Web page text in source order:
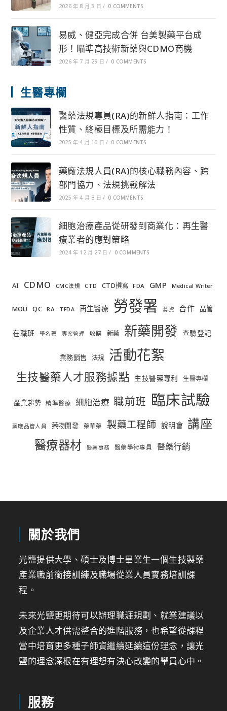
2026 年 8 月 3 日 / 0 COMMENTS
易威、健亞完成合併 台美製藥平台成
形！瞄準高技術新藥與CDMO商機
2026 年 7 月 29 日 / 0 COMMENTS
生醫專欄
醫藥法規專員(RA)的新鮮人指南：工作
性質、終極目標及所需能力！
2025 年 4 月 10 日 / 0 COMMENTS
藥廠法規人員(RA)的核心職務內容、跨
部門協力、法規挑戰解法
2025 年 4 月 8 日 / 0 COMMENTS
細胞治療產品從研發到商業化：再生醫
療業者的應對策略
2024 年 12 月 27 日 / 0 COMMENTS
AI CDMO CMC法規 CTD CTD撰寫 FDA GMP Medical Writer
MOU QC RA TFDA 再生醫療 勞發署 募資 合作 品管
在職班 學名藥 專案管理 收購 新藥 新藥開發 查驗登記
業務銷售 法規 活動花絮
生技醫藥人才服務據點 生技醫藥專利 生醫專欄
產業趨勢 精準醫療 細胞治療 職前班 臨床試驗
藥廠品管人員 藥物開發 藥華藥 製藥工程師 說明會 講座
醫療器材 醫藥事務 醫藥學術專員 醫藥行銷
關於我們
光鹽提供大學、碩士及博士畢業生一個生技製藥
產業職前銜接訓練及職場從業人員實務培訓課
程。
未來光鹽更期待可以辦理職涯規劃、就業建議以
及企業人才供需整合的進階服務，也希望從課程
當中培育更多種子師資繼續延續這份理念，讓光
鹽的理念深根在有理想有決心改變的學員心中。
服務